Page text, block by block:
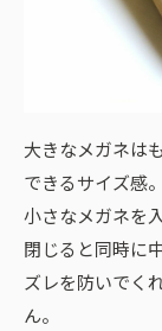
大きなメガネは
できるサイズ感。
小さなメガネを
閉じると同時に
ズレを防いでく
ん。